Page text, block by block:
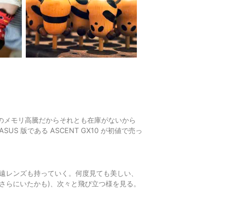
モリ高騰だからそれとも在庫がないから
版である ASCENT GX10 が初値で売っ
ンズも持っていく。何度見ても美しい、
にいたかも)、次々と飛び立つ様を見る。